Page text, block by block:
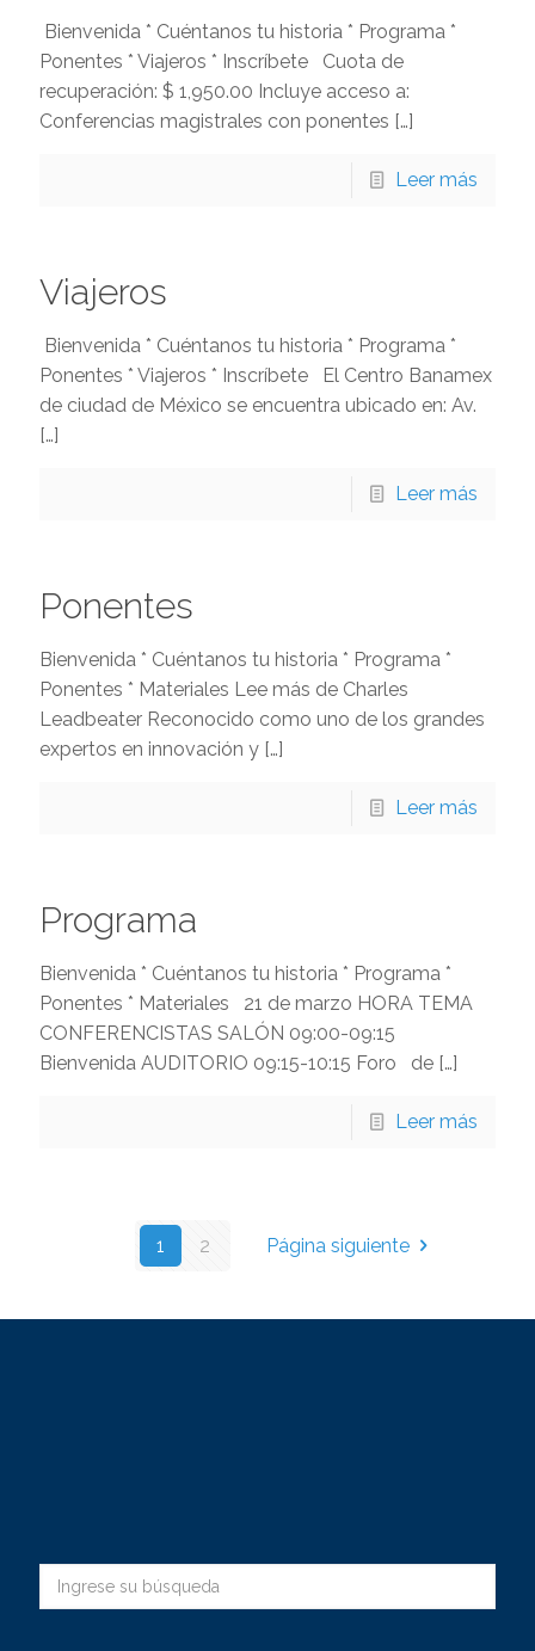
Bienvenida * Cuéntanos tu historia * Programa *
Ponentes * Viajeros * Inscríbete Cuota de
recuperación: $ 1,950.00 Incluye acceso a:
Conferencias magistrales con ponentes […]
Leer más
Viajeros
Bienvenida * Cuéntanos tu historia * Programa *
Ponentes * Viajeros * Inscríbete El Centro Banamex
de ciudad de México se encuentra ubicado en: Av.
[…]
Leer más
Ponentes
Bienvenida * Cuéntanos tu historia * Programa *
Ponentes * Materiales Lee más de Charles
Leadbeater Reconocido como uno de los grandes
expertos en innovación y […]
Leer más
Programa
Bienvenida * Cuéntanos tu historia * Programa *
Ponentes * Materiales 21 de marzo HORA TEMA
CONFERENCISTAS SALÓN 09:00-09:15
Bienvenida AUDITORIO 09:15-10:15 Foro de […]
Leer más
1 2 Página siguiente